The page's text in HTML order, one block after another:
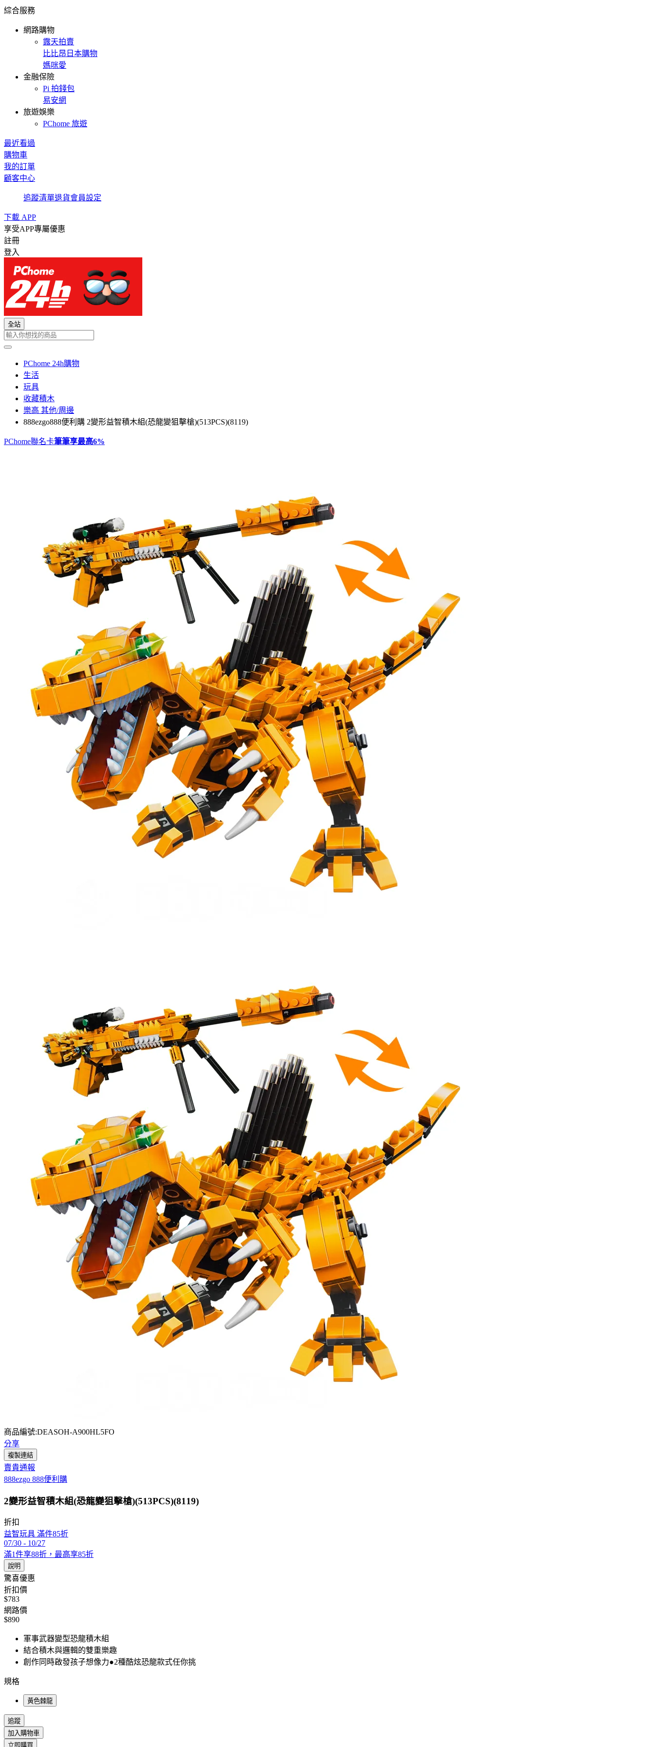
綜合服務
網路購物
露天拍賣
比比昂日本購物
媽咪愛
金融保險
Pi 拍錢包
易安網
旅遊娛樂
PChome 旅遊
最近看過
購物車
我的訂單
顧客中心
追蹤清單退貨會員設定
下載 APP
享受APP專屬優惠
註冊
登入
全站
PChome 24h購物
生活
玩具
收藏積木
樂高 其他/周邊
888ezgo888便利購 2變形益智積木組(恐龍變狙擊槍)(513PCS)(8119)
PChome聯名卡筆筆享最高6%
商品編號:DEASOH-A900HL5FO
分享
複製連結
賣貴通報
888ezgo 888便利購
2變形益智積木組(恐龍變狙擊槍)(513PCS)(8119)
折扣
益智玩具 滿件85折
07/30 - 10/27
滿1件享88折，最高享85折
說明
驚喜優惠
折扣價
$783
網路價
$890
軍事武器變型恐龍積木組
結合積木與邏輯的雙重樂趣
創作同時啟發孩子想像力●2種酷炫恐龍款式任你挑
規格
黃色棘龍
追蹤
加入購物車
立即購買